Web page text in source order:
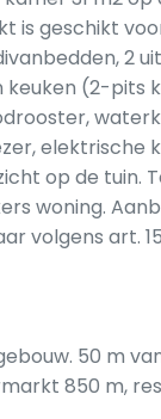
is geschikt
2
keuken (2-pits
elektrische
op de tuin.
woning.
volgens art.
50 m
850 m,